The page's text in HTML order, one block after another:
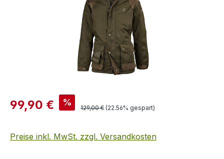
Verkaufspreis:
99,90 € % Regulärer Preis:
129,00 € (22.56% gespart)
Preise inkl. MwSt. zzgl. Versandkosten